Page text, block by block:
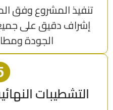
تنفيذ المشروع وفق
إشراف دقيق على
الجودة
التشطيبات